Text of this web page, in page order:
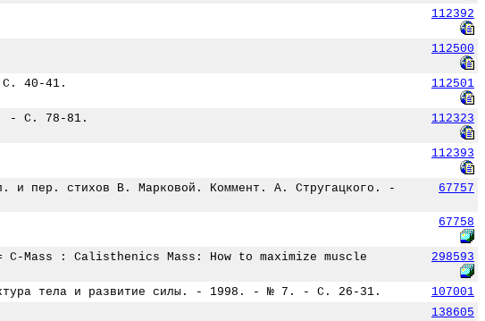
112392
112500
С. 40-41.
112501
- С. 78-81.
112323
112393
пер. стихов В. Марковой. Коммент. А. Стругацкого. -
67757
67758
C-Mass : Calisthenics Mass: How to maximize muscle
298593
тела и развитие силы. - 1998. - № 7. - С. 26-31.
107001
138605